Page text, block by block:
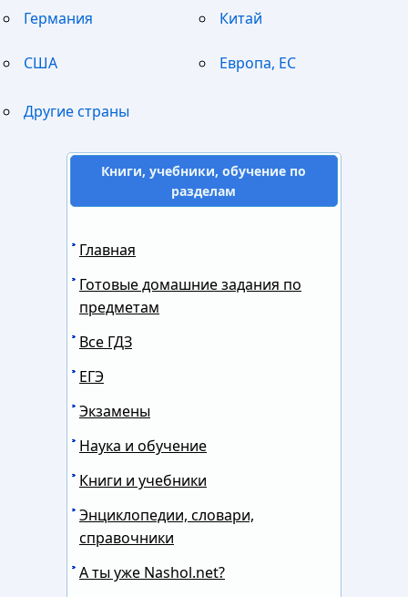
Германия Китай
США Европа, ЕС
Другие страны
Книги, учебники, обучение по
разделам
Главная
Готовые домашние задания по
предметам
Все ГДЗ
ЕГЭ
Экзамены
Наука и обучение
Книги и учебники
Энциклопедии, словари,
справочники
А ты уже Nashol.net?